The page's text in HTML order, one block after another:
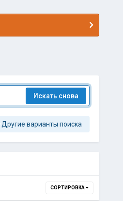
Искать снова
Другие варианты поиска
СОРТИРОВКА